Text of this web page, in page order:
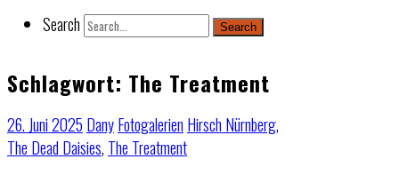
Search Search
Schlagwort: The Treatment
26. Juni 2025 DanyFotogalerien Hirsch Nürnberg,
The Dead Daisies, The Treatment